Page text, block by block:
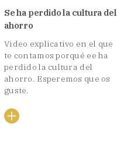
Se ha perdido la cultura del
ahorro
Video explicativo en el que
te contamos porqué ee ha
perdido la cultura del
ahorro. Esperemos que os
guste.